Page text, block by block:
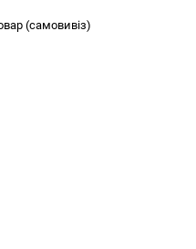
(самовивіз)